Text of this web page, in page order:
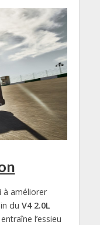
à améliorer
du V4 2.0L
l’essieu